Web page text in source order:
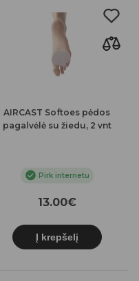
AIRCAST Softoes pėdos
pagalvėlė su žiedu, 2 vnt
Pirk internetu
13.00€
Į krepšelį